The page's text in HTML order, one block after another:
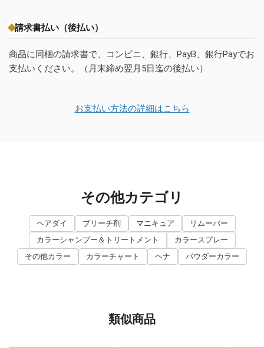
請求書払い（後払い）
商品に同梱の請求書で、コンビニ、銀行、PayB、銀行Payでお
支払いください。（月末締め翌月5日迄の後払い）
お支払い方法の詳細はこちら
その他カテゴリ
ヘアダイ ブリーチ剤 マニキュア
リムーバー
カラーシャンプー＆トリートメント
カラースプレー
その他カラー
カラーチャート ヘナ パウダーカラー
類似商品